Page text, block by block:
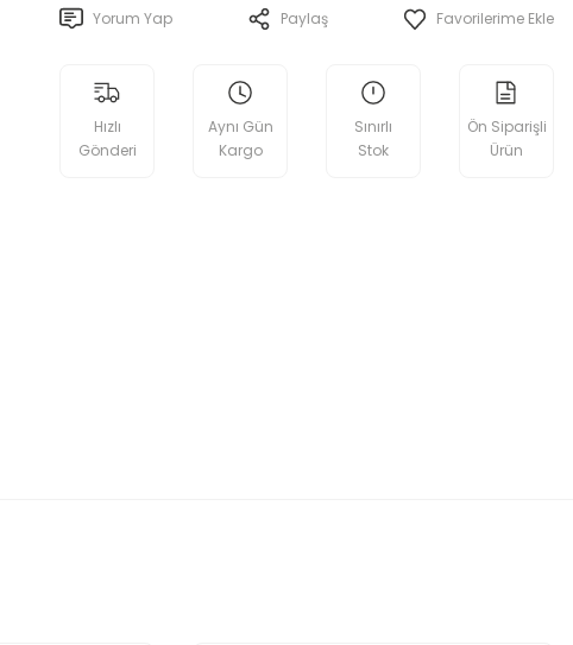
Yorum Yap Paylaş
Hızlı
Gönderi
Aynı Gün
Kargo
Sınırlı
Stok
Ön Siparişli
Ürün